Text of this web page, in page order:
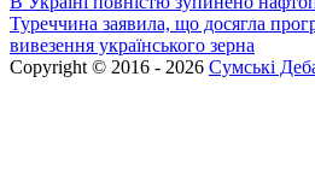
Туреччина заявила, що досягла
вивезення українського зерна
Copyright © 2016 - 2026 Сумські